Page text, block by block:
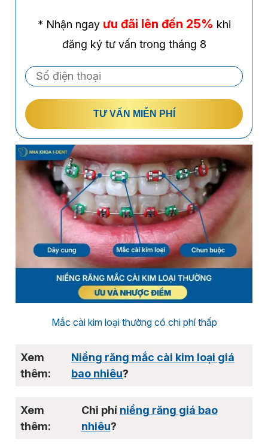
* Nhận ngay ưu đãi lên đến 25% khi
đăng ký tư vấn trong tháng 8
TƯ VẤN MIỄN PHÍ
Mắc cài kim loại thường có chi phí thấp
Niềng răng mắc cài kim loại giá
bao nhiêu?
Chi phí niềng răng giá bao
nhiêu?